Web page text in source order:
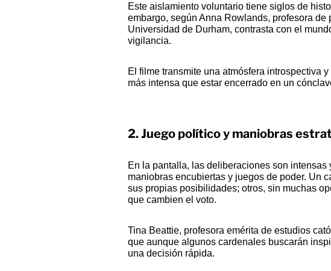
Este aislamiento voluntario tiene siglos de
embargo, según Anna Rowlands, profesora
Universidad de Durham, contrasta con el
vigilancia.
El filme transmite una atmósfera introspectiva
más intensa que estar encerrado en un
2.Juego político y maniobras
En la pantalla, las deliberaciones son
maniobras encubiertas y juegos de poder. Un
sus propias posibilidades; otros, sin muchas
que cambien el voto.
Tina Beattie, profesora emérita de estudios
que aunque algunos cardenales buscarán
una decisión rápida.